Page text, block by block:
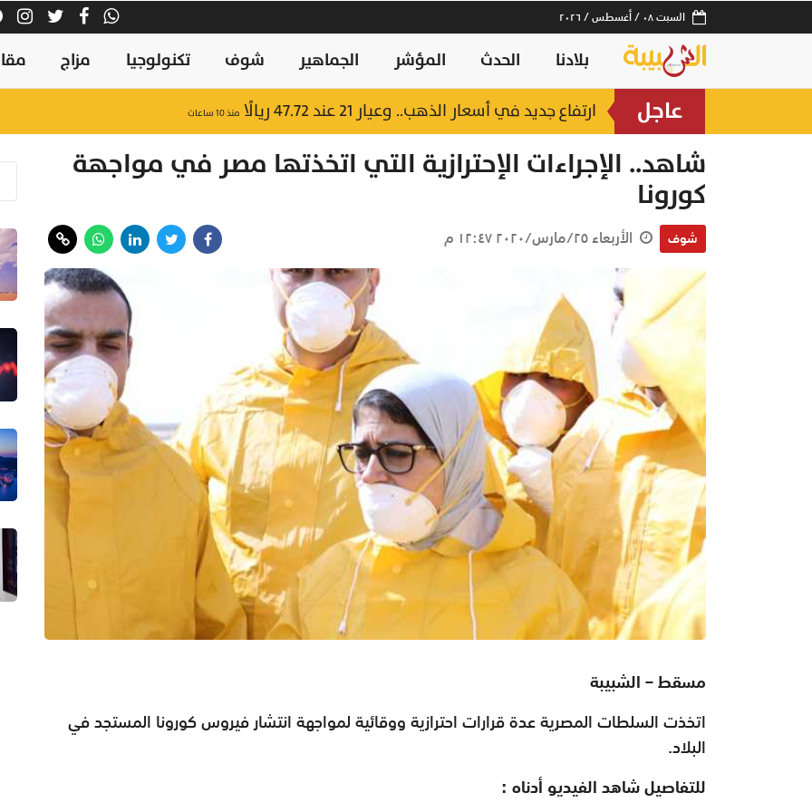
السبت ٠٨ / أغسطس / ٢٠٢٦
بلادنا الحدث المؤشر الجماهير شوف تكنولوجيا مزاج
عاجل ارتفاع جديد في أسعار الذهب.. وعيار 21 عند 47.72 ريالًا منذ ١٠ ساعات
شاهد.. الإجراءات الإحترازية التي اتخذتها مصر في مواجهة
كورونا
شوف الأربعاء ٢٥/مارس/٢٠٢٠ ١٢:٤٧ م
مسقط – الشبيبة
اتخذت السلطات المصرية عدة قرارات احترازية ووقائية لمواجهة انتشار فيروس كورونا المستجد في
البلاد.
للتفاصيل شاهد الفيديو أدناه :